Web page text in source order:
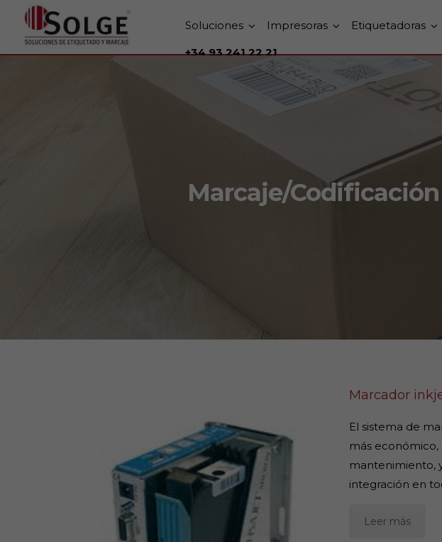
Soluciones Impresoras Etiquetadoras
+34 93 241 22 21
Marcaje/
Marcador
El sistema de
más
mantenimiento,
integración en
Leer más